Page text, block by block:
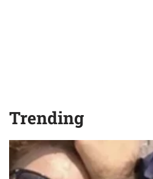
Trending